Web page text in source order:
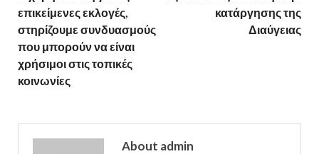
επικείμενες εκλογές,
στηρίζουμε συνδυασμούς
που μπορούν να είναι
χρήσιμοι στις τοπικές
κοινωνίες
κατάργησης της
Διαύγειας
About admin